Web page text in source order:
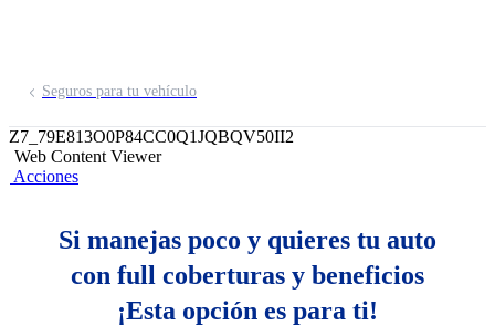
Seguros para tu vehículo
Z7_79E813O0P84CC0Q1JQBQV50II2
Web Content Viewer
Acciones
Si manejas poco y quieres tu auto
con full coberturas y beneficios
¡Esta opción es para ti!